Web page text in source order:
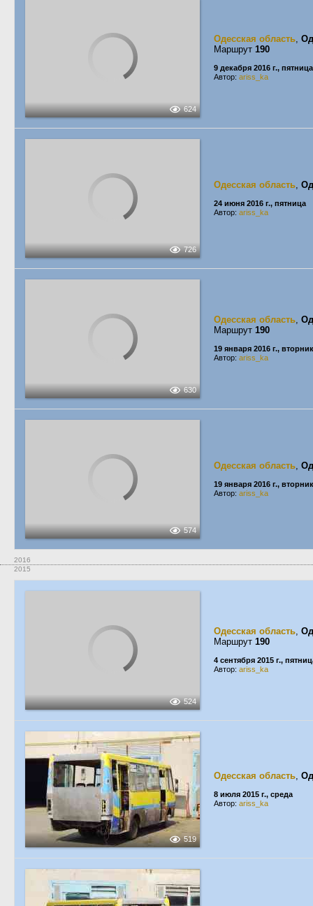
624
Одесская область,
Маршрут 190
9 декабря 2016 г., пятница
Автор: ariss_ka
726
Одесская область,
24 июня 2016 г., пятница
Автор: ariss_ka
630
Одесская область,
Маршрут 190
19 января 2016 г., вторник
Автор: ariss_ka
574
Одесская область,
19 января 2016 г., вторник
Автор: ariss_ka
2016
2015
524
Одесская область,
Маршрут 190
4 сентября 2015 г.,
Автор: ariss_ka
519
Одесская область,
8 июля 2015 г., среда
Автор: ariss_ka